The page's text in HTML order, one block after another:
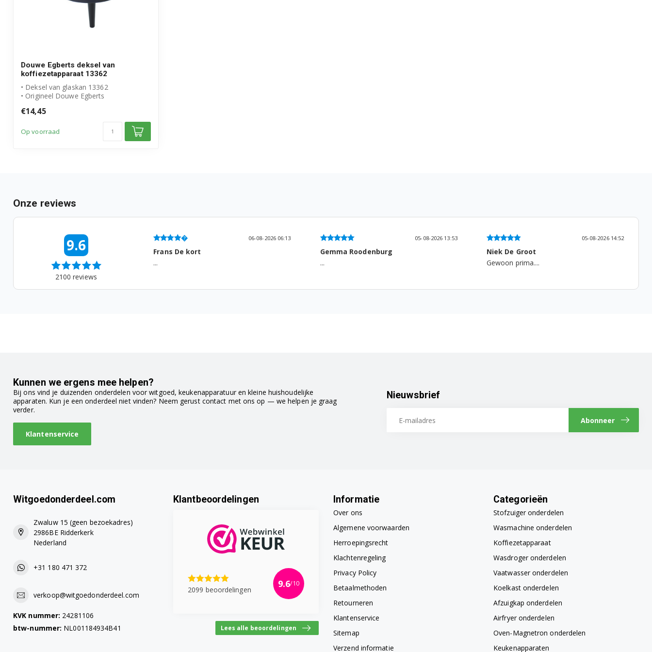
Douwe Egberts deksel van
koffiezetapparaat 13362
• Deksel van glaskan 13362
• Origineel Douwe Egberts
€14,45
Op voorraad
Onze reviews
9.6
2100 reviews
06-08-2026 09:10
prima, snel verzonden...
06-08-2026 06:13
Frans De kort
...
05-08-2026 13:53
Gemma Roodenburg
...
05-08-2026 14:52
Niek De Groot
Gewoon prima....
Kunnen we ergens mee helpen?
Bij ons vind je duizenden onderdelen voor witgoed, keukenapparatuur en kleine huishoudelijke
apparaten. Kun je een onderdeel niet vinden? Neem gerust contact met ons op — we helpen je graag
verder.
Klantenservice
Nieuwsbrief
Abonneer
Witgoedonderdeel.com
Zwaluw 15 (geen bezoekadres)
2986BE Ridderkerk
Nederland
+31 180 471 372
verkoop@witgoedonderdeel.com
KVK nummer: 24281106
btw-nummer: NL001184934B41
Klantbeoordelingen
2099 beoordelingen
9.6/10
Lees alle beoordelingen
Informatie
Over ons
Algemene voorwaarden
Herroepingsrecht
Klachtenregeling
Privacy Policy
Betaalmethoden
Retourneren
Klantenservice
Sitemap
Verzend informatie
Categorieën
Stofzuiger onderdelen
Wasmachine onderdelen
Koffiezetapparaat
Wasdroger onderdelen
Vaatwasser onderdelen
Koelkast onderdelen
Afzuigkap onderdelen
Airfryer onderdelen
Oven-Magnetron onderdelen
Keukenapparaten